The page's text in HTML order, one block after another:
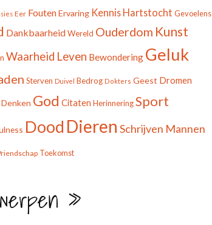
Eer FoutenErvaring Kennis Hartstocht Gevoelens
DankbaarheidWereld Ouderdom Kunst
Waarheid Leven Bewondering Geluk
Sterven Duivel Bedrog Dokters Geest Dromen
Denken God Citaten HerinneringSport
Dood Dieren Schrijven Mannen
Toekomst
»